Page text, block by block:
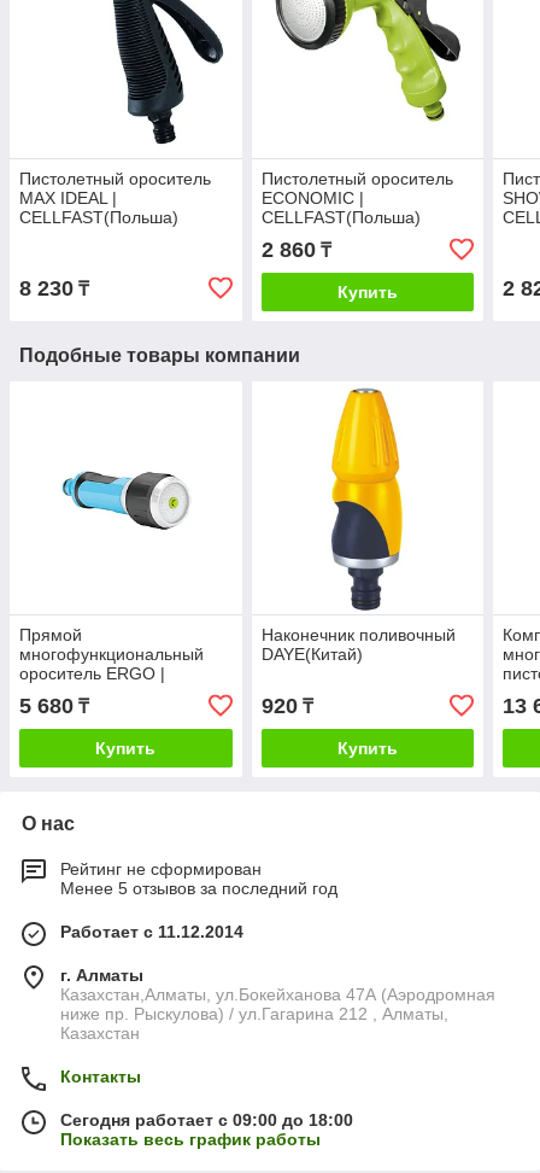
Пистолетный ороситель
MAX IDEAL |
CELLFAST(Польша)
8 230 ₸
Пистолетный ороситель
ECONOMIC |
CELLFAST(Польша)
2 860₸
Купить 2
Подобные товары компании
Прямой
многофункциональный
ороситель ERGO |
5 680 ₸
Купить
Наконечник поливочный
DAYE(Китай)
920₸
Купить
13
О нас
Рейтинг не сформирован
Менее 5 отзывов за последний год
Работает с 11.12.2014
г. Алматы
Казахстан,Алматы, ул.Бокейханова 47А (Аэродромная
ниже пр. Рыскулова) / ул.Гагарина 212 , Алматы,
Казахстан
Контакты
Сегодня работает с 09:00 до 18:00
Показать весь график работы